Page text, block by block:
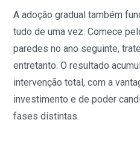
A adoção gradual também
tudo de uma vez. Comece
paredes no ano seguinte,
entretanto. O resultado
intervenção total, com a
investimento e de poder
fases distintas.